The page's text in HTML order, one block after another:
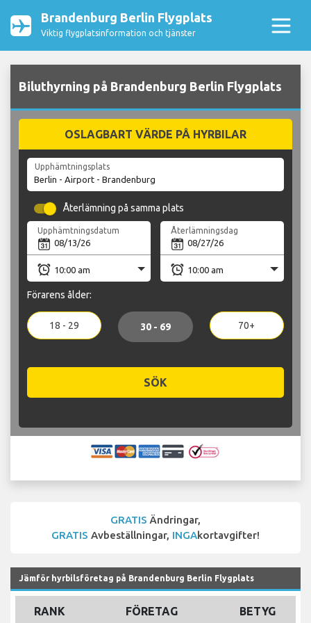
Brandenburg Berlin Flygplats
Viktig flygplatsinformation och tjänster
Biluthyrning på Brandenburg Berlin Flygplats
OSLAGBART VÄRDE PÅ HYRBILAR
Upphämtningsplats
Återlämning på samma plats
Upphämtningsdatum Återlämningsdag
Förarens ålder:
18 - 29 30 - 69 70+
SÖK
GRATIS Ändringar,
GRATIS Avbeställningar, INGAkortavgifter!
Jämför hyrbilsföretag på Brandenburg Berlin Flygplats
RANK FÖRETAG BETYG